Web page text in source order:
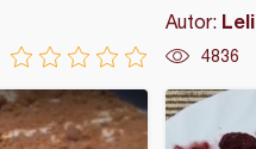
Autor: Leli
4836